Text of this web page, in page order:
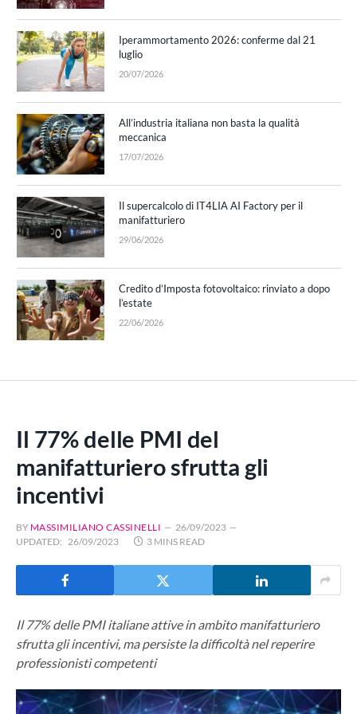
Iperammortamento 2026: conferme dal 21
luglio
20/07/2026
All’industria italiana non basta la qualità
meccanica
17/07/2026
Il supercalcolo di IT4LIA AI Factory per il
manifatturiero
29/06/2026
Credito d’Imposta fotovoltaico: rinviato a dopo
l’estate
22/06/2026
Il 77% delle PMI del
manifatturiero sfrutta gli
incentivi
BY MASSIMILIANO CASSINELLI
26/09/2023
UPDATED: 26/09/2023 3 MINS READ
Il 77% delle PMI italiane attive in ambito manifatturiero
sfrutta gli incentivi, ma persiste la difficoltà nel reperire
professionisti competenti